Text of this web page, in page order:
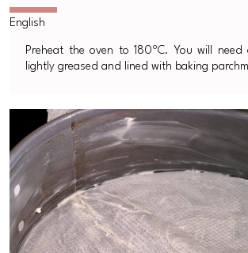
Preheat the oven to 180ºC. You will
lightly greased and lined with baking